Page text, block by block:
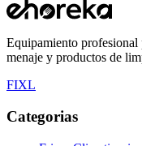
Equipamiento
menaje y productos de
FIXL
Categorias